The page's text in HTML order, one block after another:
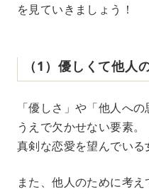
を見ていきましょう！
（1）優しくて他人
「優しさ」や「他人へ
うえで欠かせない要素。
真剣な恋愛を望んでいる
また、他人のために考